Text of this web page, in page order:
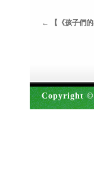
← 【《孩子們
Copyright